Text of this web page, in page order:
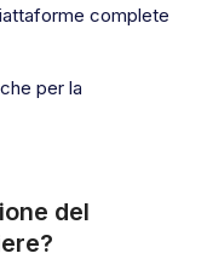
complete
per la
del